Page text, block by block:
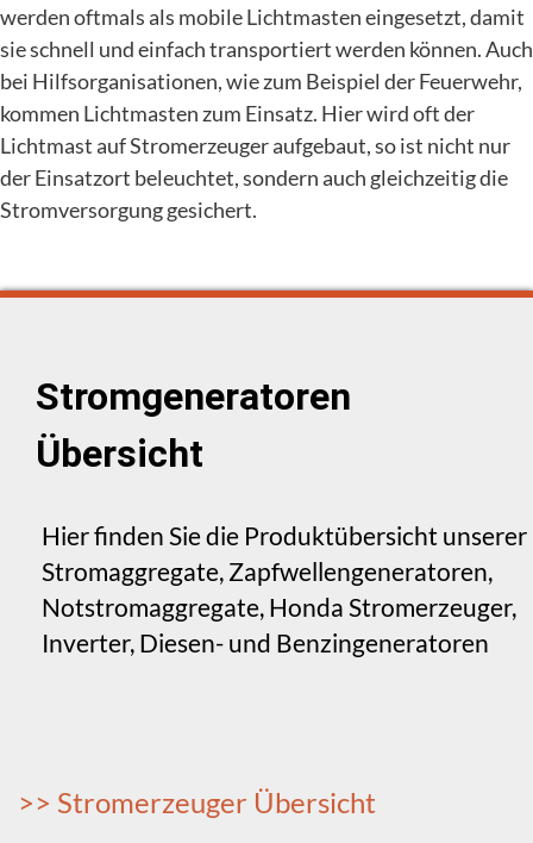
werden oftmals als mobile Lichtmasten eingesetzt, damit
sie schnell und einfach transportiert werden können. Auch
bei Hilfsorganisationen, wie zum Beispiel der Feuerwehr,
kommen Lichtmasten zum Einsatz. Hier wird oft der
Lichtmast auf Stromerzeuger aufgebaut, so ist nicht nur
der Einsatzort beleuchtet, sondern auch gleichzeitig die
Stromversorgung gesichert.
Stromgeneratoren
Übersicht
Hier finden Sie die Produktübersicht unserer
Stromaggregate, Zapfwellengeneratoren,
Notstromaggregate, Honda Stromerzeuger,
Inverter, Diesen- und Benzingeneratoren
>> Stromerzeuger Übersicht